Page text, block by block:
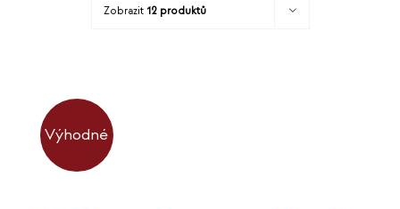
Zobrazit 12 produktů
Výhodné